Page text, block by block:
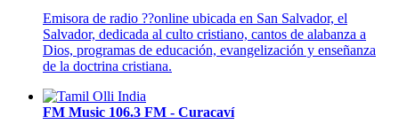
Emisora de radio ??online ubicada en San Salvador, el
Salvador, dedicada al culto cristiano, cantos de alabanza a
Dios, programas de educación, evangelización y enseñanza
de la doctrina cristiana.
FM Music 106.3 FM - Curacaví